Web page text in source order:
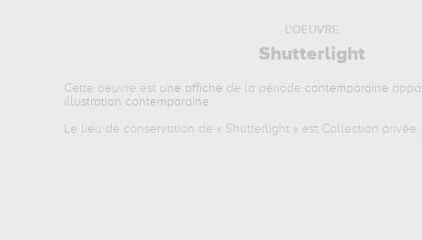
L'OEUVRE
Shutterlight
Cette oeuvre est une affiche de la période contemporaine
illustration contemporaine.
Le lieu de conservation de « Shutterlight » est Collection privée.